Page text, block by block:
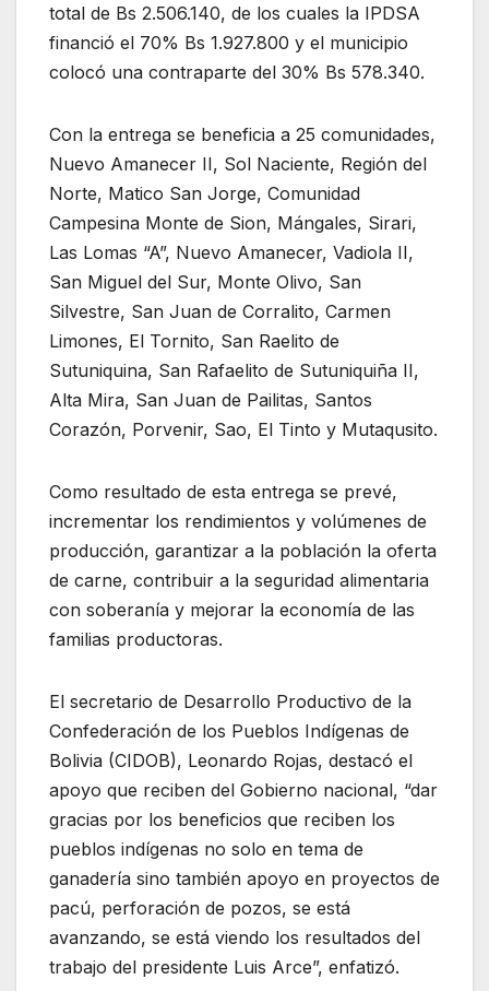
total de Bs 2.506.140, de los cuales la IPDSA
financió el 70% Bs 1.927.800 y el municipio
colocó una contraparte del 30% Bs 578.340.
Con la entrega se beneficia a 25 comunidades,
Nuevo Amanecer II, Sol Naciente, Región del
Norte, Matico San Jorge, Comunidad
Campesina Monte de Sion, Mángales, Sirari,
Las Lomas “A”, Nuevo Amanecer, Vadiola II,
San Miguel del Sur, Monte Olivo, San
Silvestre, San Juan de Corralito, Carmen
Limones, El Tornito, San Raelito de
Sutuniquina, San Rafaelito de Sutuniquiña II,
Alta Mira, San Juan de Pailitas, Santos
Corazón, Porvenir, Sao, El Tinto y Mutaqusito.
Como resultado de esta entrega se prevé,
incrementar los rendimientos y volúmenes de
producción, garantizar a la población la oferta
de carne, contribuir a la seguridad alimentaria
con soberanía y mejorar la economía de las
familias productoras.
El secretario de Desarrollo Productivo de la
Confederación de los Pueblos Indígenas de
Bolivia (CIDOB), Leonardo Rojas, destacó el
apoyo que reciben del Gobierno nacional, “dar
gracias por los beneficios que reciben los
pueblos indígenas no solo en tema de
ganadería sino también apoyo en proyectos de
pacú, perforación de pozos, se está
avanzando, se está viendo los resultados del
trabajo del presidente Luis Arce”, enfatizó.